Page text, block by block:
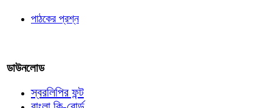
পাঠকের প্রশ্ন
ডাউনলোড
স্বরলিপির ফন্ট